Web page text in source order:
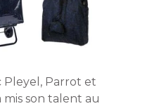
Pleyel, Parrot et
mis son talent au